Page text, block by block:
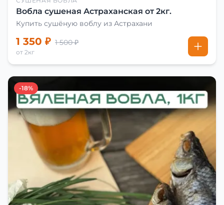
Вобла сушеная Астраханская от 2кг.
Купить сушёную воблу из Астрахани
1 350 ₽ 1 500 ₽
от 2кг
-18%